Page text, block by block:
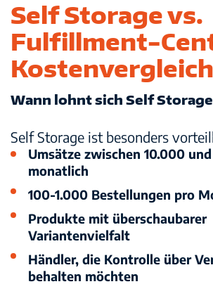
Self Storage vs.
Fulfillment-
Kostenvergleich
Wann lohnt sich Self
Self Storage ist besonders
Umsätze zwischen 10.000
monatlich
100-1.000 Bestellungen pro
Produkte mit überschaubarer
Variantenvielfalt
Händler, die Kontrolle über
behalten möchten